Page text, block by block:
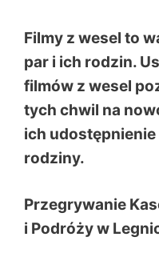
Filmy z wesel to
par i ich rodzin.
filmów z wesel
tych chwil na
ich udostępnienie
rodziny.
Przegrywanie
i Podróży w